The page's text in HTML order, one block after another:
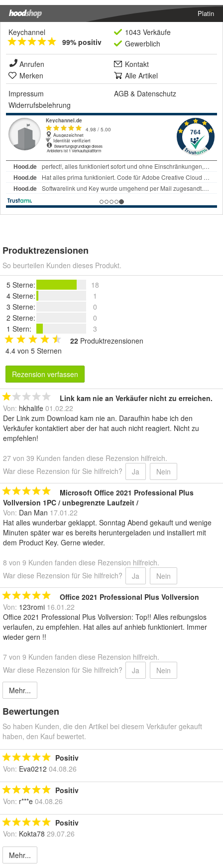
Platin
Keychannel
99% positiv
1043 Verkäufe
Gewerblich
Anrufen
Kontakt
Merken
Alle Artikel
Impressum
AGB & Datenschutz
Widerrufsbelehrung
Produktrezensionen
So beurteilen Kunden dieses Produkt.
5 Sterne:
18
4 Sterne:
1
3 Sterne:
0
2 Sterne:
0
1 Stern:
3
22 Produktrezensionen
4.4 von 5 Sternen
Rezension verfassen
Link kam nie an Verkäufer nicht zu erreichen.
Von: hkhalife 01.02.22
Der Link zum Download kam nie an. Daraufhin habe ich den
Verkäufer kontaktiert aber der hat auch nicht reagiert. Nicht zu
empfehlen!
27 von 39 Kunden fanden diese Rezension hilfreich.
War diese Rezension für Sie hilfreich?
Ja Nein
Microsoft Office 2021 Professional Plus
Vollversion 1PC / unbegrenzte Laufzeit /
Von: Dan Man 17.01.22
Hat alles wunderbar geklappt. Sonntag Abend gekauft und wenige
Minuten später war es bereits heruntergeladen und installiert mit
dem Product Key. Gerne wieder.
8 von 9 Kunden fanden diese Rezension hilfreich.
War diese Rezension für Sie hilfreich?
Ja Nein
Office 2021 Professional Plus Vollversion
Von: 123romi 16.01.22
Office 2021 Professional Plus Vollversion: Top!! Alles reibungslos
verlaufen, zu empfehlen. Hat alles auf anhieb funktioniert. Immer
wieder gern !!
7 von 9 Kunden fanden diese Rezension hilfreich.
War diese Rezension für Sie hilfreich?
Ja
Nein
Mehr...
Bewertungen
So haben Kunden, die den Artikel bei diesem Verkäufer gekauft
haben, den Kauf bewertet.
Positiv
Von: Eva0212 04.08.26
Positiv
Von: r***e 04.08.26
Positiv
Von: Kokta78 29.07.26
Mehr...